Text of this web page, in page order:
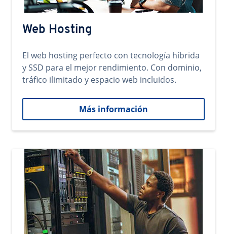
Web Hosting
El web hosting perfecto con tecnología híbrida
y SSD para el mejor rendimiento. Con dominio,
tráfico ilimitado y espacio web incluidos.
Más información